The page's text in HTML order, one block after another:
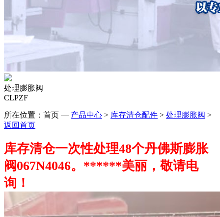
处理膨胀阀
CLPZF
所在位置：首页 — 产品中心 > 库存清仓配件 > 处理膨胀阀 >
返回首页
库存清仓一次性处理48个丹佛斯膨胀
阀067N4046。******美丽，敬请电
询！